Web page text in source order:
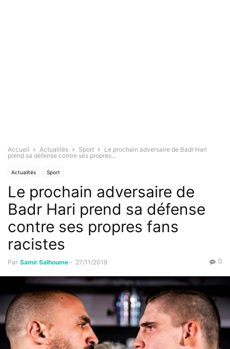
Accueil Actualités Sport
Le prochain adversaire de Badr Hari
prend sa défense contre ses propres...
Actualités Sport
Le prochain adversaire de
Badr Hari prend sa défense
contre ses propres fans
racistes
Par Samir Salhoume - 27/11/2019 0